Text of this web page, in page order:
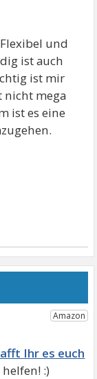
und
ist auch
ist mir
nicht mega
ist es eine
Ihr es euch